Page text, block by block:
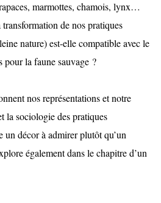
marmottes, chamois, lynx…
de nos pratiques
nature) est-elle compatible avec le
pour la faune sauvage ?
nos représentations et notre
la sociologie des pratiques
un décor à admirer plutôt qu’un
également dans le chapitre d’un